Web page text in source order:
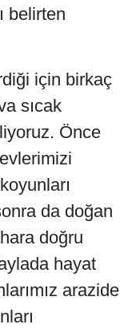
belirten
için birkaç
sıcak
Önce
da doğan
doğru
hayat
arazide